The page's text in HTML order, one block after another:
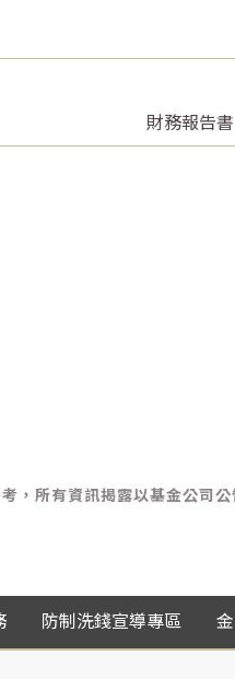
財務報告書
，所有資訊揭露以基金公司公
防制洗錢宣導專區